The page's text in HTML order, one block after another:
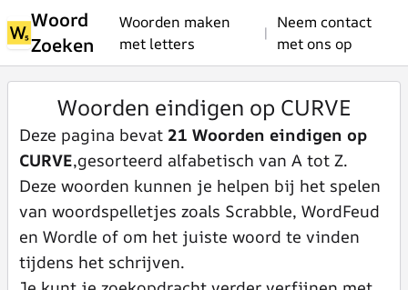
Woord
Zoeken
Woorden maken
met letters
|
Neem contact
met ons op
Woorden eindigen op CURVE
Deze pagina bevat 21 Woorden eindigen op
CURVE,gesorteerd alfabetisch van A tot Z.
Deze woorden kunnen je helpen bij het spelen
van woordspelletjes zoals Scrabble, WordFeud
en Wordle of om het juiste woord te vinden
tijdens het schrijven.